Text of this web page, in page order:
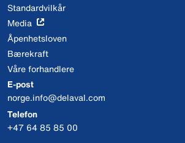
Standardvilkår
Media
Åpenhetsloven
Bærekraft
Våre forhandlere
E-post
norge.info@delaval.com
Telefon
+47 64 85 85 00